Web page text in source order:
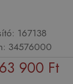
167138
34576000
63 900 Ft